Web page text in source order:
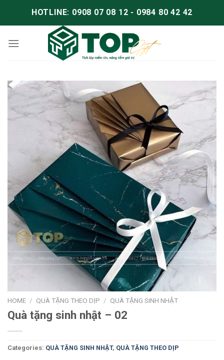
HOTLINE: 0908 07 08 12 - 0984 80 42 42
HOME / QUÀ TẶNG THEO DỊP / QUÀ TẶNG SINH NHẬT
Quà tặng sinh nhật – 02
Categories: QUÀ TẶNG SINH NHẬT, QUÀ TẶNG THEO DỊP